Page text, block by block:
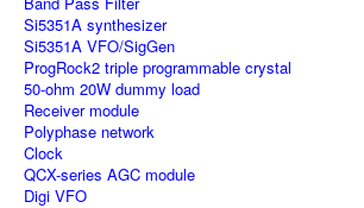
Si5351A synthesizer
Si5351A VFO/SigGen
ProgRock2 triple programmable crystal
50-ohm 20W dummy load
Receiver module
Polyphase network
Clock
QCX-series AGC module
Digi VFO